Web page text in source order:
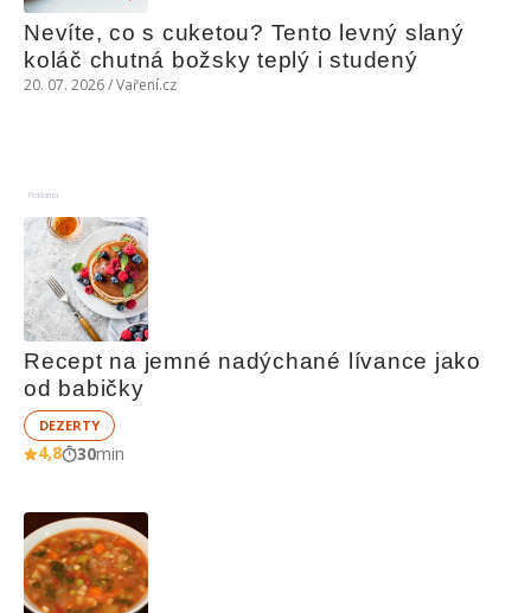
Nevíte, co s cuketou? Tento levný slaný
koláč chutná božsky teplý i studený
20. 07. 2026 / Vaření.cz
Reklama
Recept na jemné nadýchané lívance jako
od babičky
DEZERTY
4,8 30min